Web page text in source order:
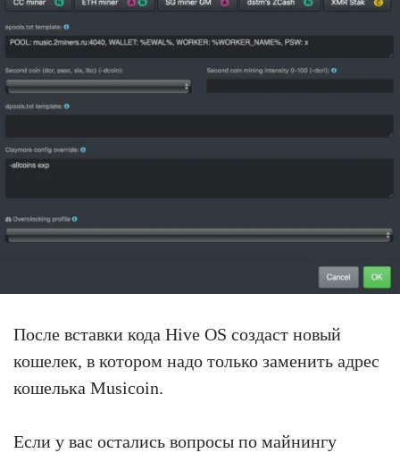
После вставки кода Hive OS создаст новый
кошелек, в котором надо только заменить адрес
кошелька Musicoin.
Если у вас остались вопросы по майнингу